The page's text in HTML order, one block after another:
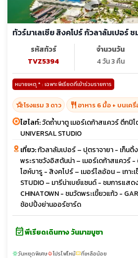
ทัวร์มาเลเซีย สิงคโปร์ กัวลาลัมเปอร์ ช
รหัสทัวร์
TVZ5394
จำนวนวัน
4 วัน 3 คืน
หมายเหตุ * : เฉพาะพีเรียดที่เข้าร่วมรายการ
hotel_classโรงแรม 3 ดาว restaurant อาหาร 6 มื้อ + บนเครื่
ไฮไลท์:วัดถ้ำบาตู เมอร์เดก้าสแควร์ ตึกปิ
UNIVERSAL STUDIO
เที่ยว:กัวลาลัมเปอร์ – ปุตราจายา - เก็น
พระราชวังอิสตันน่า – เมอร์เดก้าสแควร์
โฮห์บารู - สิงคโปร์ – เมอร์ไลอ้อน – เกาะ
STUDIO – มารีน่าเบย์แซนด์ - ชมการแส
CHINATOWN - ชมวัดพระเขี้ยวแก้ว -
ช้อปปิ้งย่านออร์ชาร์ด
event_availableพีเรียดเดินทาง วันมาฆบูชา
sunnyวันหยุดพิเศษlocal_fire_departmentโปรไฟไหม้confirmation_numberที่เหลือน้อย